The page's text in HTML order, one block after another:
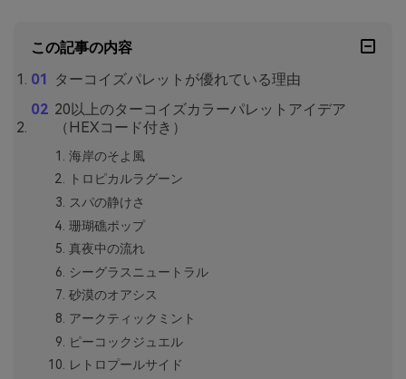
この記事の内容
ターコイズパレットが優れている理由
20以上のターコイズカラーパレットアイデア
（HEXコード付き）
海岸のそよ風
トロピカルラグーン
スパの静けさ
珊瑚礁ポップ
真夜中の流れ
シーグラスニュートラル
砂漠のオアシス
アークティックミント
ピーコックジュエル
レトロプールサイド